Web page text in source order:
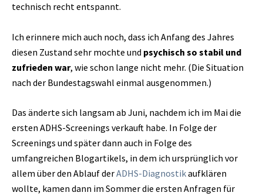
technisch recht entspannt.
Ich erinnere mich auch noch, dass ich Anfang des Jahres
diesen Zustand sehr mochte und psychisch so stabil und
zufrieden war, wie schon lange nicht mehr. (Die Situation
nach der Bundestagswahl einmal ausgenommen.)
Das änderte sich langsam ab Juni, nachdem ich im Mai die
ersten ADHS-Screenings verkauft habe. In Folge der
Screenings und später dann auch in Folge des
umfangreichen Blogartikels, in dem ich ursprünglich vor
allem über den Ablauf derADHS-Diagnostikaufklären
wollte, kamen dann im Sommer die ersten Anfragen für